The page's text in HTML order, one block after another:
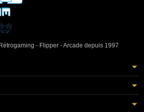
- Flipper - Arcade depuis 1997